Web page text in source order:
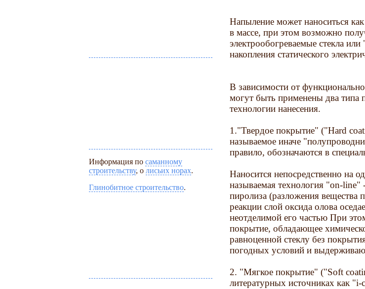
Информация по саманному
строительству, о лисьих норах.
Глинобитное строительство.
Напыление может наноситься
в массе, при этом возможно
электрообогреваемые стекла
накопления статического
В зависимости от
могут быть применены два типа
технологии нанесения.
1."Твердое покрытие" ("Hard
называемое иначе
правило, обозначаются в
Наносится непосредственно на
называемая технология "on-line"
пиролиза (разложения вещества
реакции слой оксида олова
неотделимой его частью При
покрытие, обладающее
равноценной стеклу без
погодных условий и
2. "Мягкое покрытие" ("Soft
литературных источниках как "i-